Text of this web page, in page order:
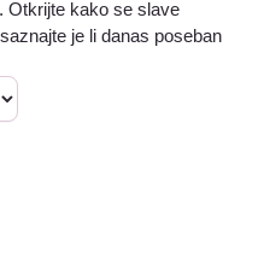
Otkrijte kako se slave
je li danas poseban